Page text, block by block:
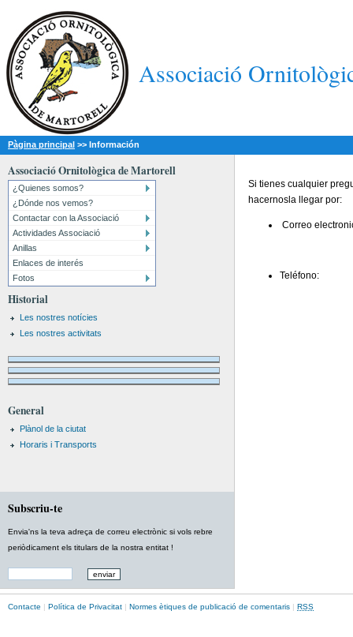
Associació
Pàgina principal >> Información
Associació Ornitològica de Martorell
¿Quienes somos?
¿Dónde nos vemos?
Contactar con la Associació
Actividades Associació
Anillas
Enlaces de interés
Fotos
Historial
Les nostres notícies
Les nostres activitats
General
Plànol de la ciutat
Horaris i Transports
Subscriu-te
Envia'ns la teva adreça de correu electrònic si vols rebre
periòdicament els titulars de la nostra entitat !
Si tienes cualquier
hacernosla llegar por:
Correo
Teléfono:
Contacte | Política de Privacitat | Normes ètiques de publicació de comentaris | RSS